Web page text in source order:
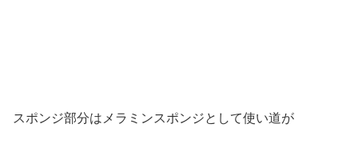
スポンジ部分はメラミンスポンジとして使い道が